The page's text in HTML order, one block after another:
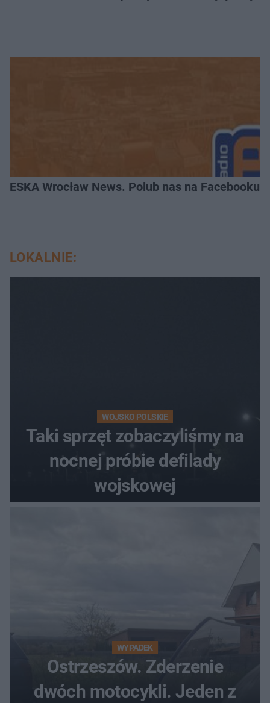
ESKA Wrocław News. Polub nas na Facebooku!
LOKALNIE:
WOJSKO POLSKIE
Taki sprzęt zobaczyliśmy na
nocnej próbie defilady
wojskowej
WYPADEK
Ostrzeszów. Zderzenie
dwóch motocykli. Jeden z